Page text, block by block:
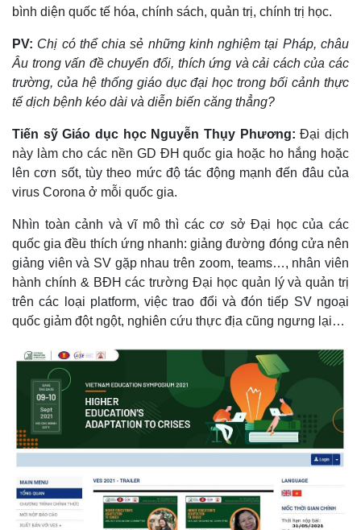
bình diện quốc tế hóa, chính sách, quản trị, chính trị học.
PV: Chị có thể chia sẻ những kinh nghiệm tại Pháp, châu
Âu trong vấn đề chuyển đổi, thích ứng và cải cách của các
trường, của hệ thống giáo dục đại học trong bối cảnh thực
tế dịch bệnh kéo dài và diễn biến căng thẳng?
Tiến sỹ Giáo dục học Nguyễn Thụy Phương:Đại dịch
này làm cho các nền GD ĐH quốc gia hoặc ho hắng hoặc
lên cơn sốt, tùy theo mức độ tác động mạnh đến đâu của
virus Corona ở mỗi quốc gia.
Nhìn toàn cảnh và vĩ mô thì các cơ sở Đại học của các
quốc gia đều thích ứng nhanh: giảng đường đóng cửa nên
giảng viên và SV gặp nhau trên zoom, teams…, nhân viên
hành chính & BĐH các trường Đại học quản lý và quản trị
trên các loại platform, việc trao đổi và đón tiếp SV ngoại
quốc giảm đột ngột, nghiên cứu thực địa cũng ngưng lại…